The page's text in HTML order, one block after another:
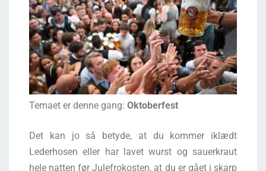
Temaet er denne gang: Oktoberfest
Det kan jo så betyde, at du kommer iklædt
Lederhosen eller har lavet wurst og sauerkraut
hele natten før Julefrokosten, at du er gået i skarp